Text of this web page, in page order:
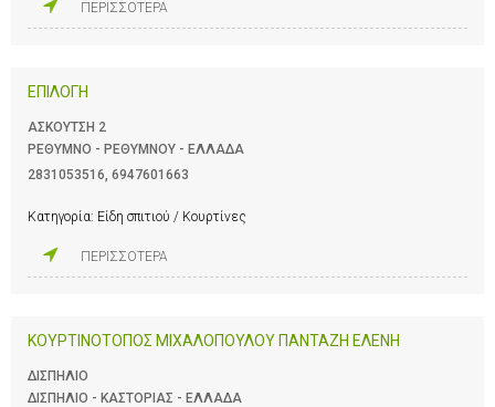
ΠΕΡΙΣΣΟΤΕΡΑ
ΕΠΙΛΟΓΗ
ΑΣΚΟΥΤΣΗ 2
ΡΕΘΥΜΝΟ - ΡΕΘΥΜΝΟΥ - ΕΛΛΑΔΑ
2831053516, 6947601663
Κατηγορία: Είδη σπιτιού / Κουρτίνες
ΠΕΡΙΣΣΟΤΕΡΑ
ΚΟΥΡΤΙΝΟΤΟΠΟΣ ΜΙΧΑΛΟΠΟΥΛΟΥ ΠΑΝΤΑΖΗ ΕΛΕΝΗ
ΔΙΣΠΗΛΙΟ
ΔΙΣΠΗΛΙΟ - ΚΑΣΤΟΡΙΑΣ - ΕΛΛΑΔΑ